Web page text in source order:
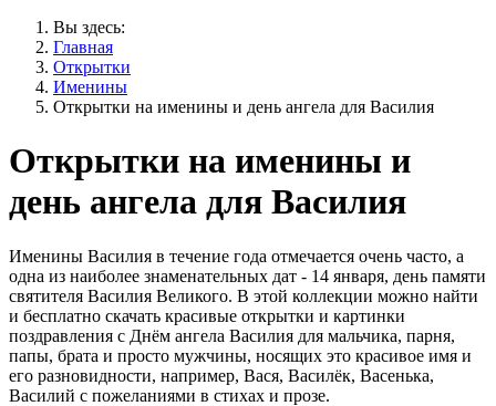
Вы здесь:
Главная
Открытки
Именины
Открытки на именины и день ангела для Василия
Открытки на именины и
день ангела для Василия
Именины Василия в течение года отмечается очень часто, а
одна из наиболее знаменательных дат - 14 января, день памяти
святителя Василия Великого. В этой коллекции можно найти
и бесплатно скачать красивые открытки и картинки
поздравления с Днём ангела Василия для мальчика, парня,
папы, брата и просто мужчины, носящих это красивое имя и
его разновидности, например, Вася, Василёк, Васенька,
Василий с пожеланиями в стихах и прозе.